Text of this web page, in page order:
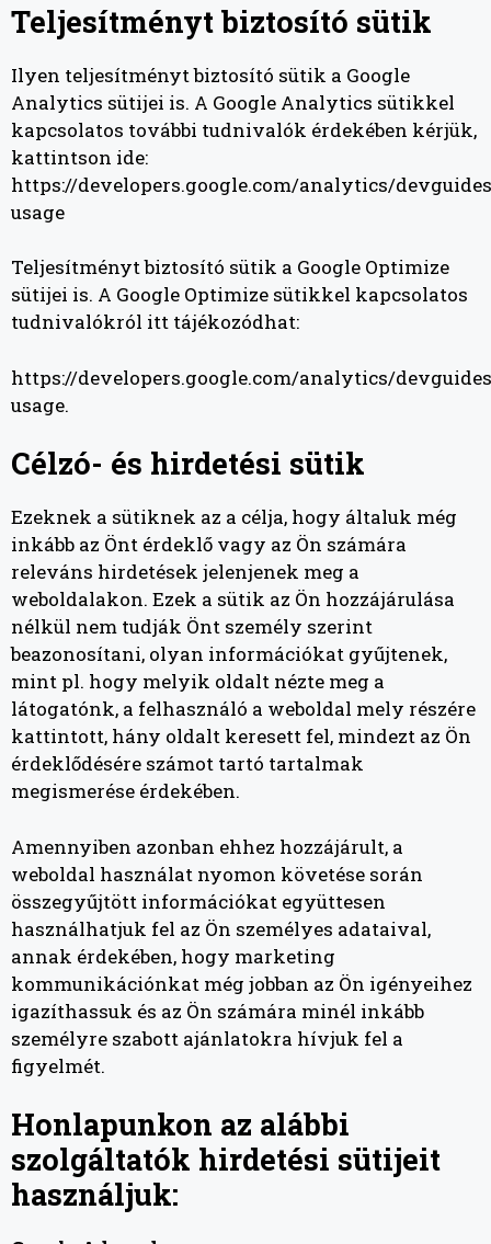
Teljesítményt biztosító sütik
Ilyen teljesítményt biztosító sütik a Google
Analytics sütijei is. A Google Analytics sütikkel
kapcsolatos további tudnivalók érdekében kérjük,
kattintson ide:
https://developers.google.com/analytics/
usage
Teljesítményt biztosító sütik a Google Optimize
sütijei is. A Google Optimize sütikkel kapcsolatos
tudnivalókról itt tájékozódhat:
https://developers.google.com/analytics/
usage.
Célzó- és hirdetési sütik
Ezeknek a sütiknek az a célja, hogy általuk még
inkább az Önt érdeklő vagy az Ön számára
releváns hirdetések jelenjenek meg a
weboldalakon. Ezek a sütik az Ön hozzájárulása
nélkül nem tudják Önt személy szerint
beazonosítani, olyan információkat gyűjtenek,
mint pl. hogy melyik oldalt nézte meg a
látogatónk, a felhasználó a weboldal mely részére
kattintott, hány oldalt keresett fel, mindezt az Ön
érdeklődésére számot tartó tartalmak
megismerése érdekében.
Amennyiben azonban ehhez hozzájárult, a
weboldal használat nyomon követése során
összegyűjtött információkat együttesen
használhatjuk fel az Ön személyes adataival,
annak érdekében, hogy marketing
kommunikációnkat még jobban az Ön igényeihez
igazíthassuk és az Ön számára minél inkább
személyre szabott ajánlatokra hívjuk fel a
figyelmét.
Honlapunkon az alábbi
szolgáltatók hirdetési sütijeit
használjuk: